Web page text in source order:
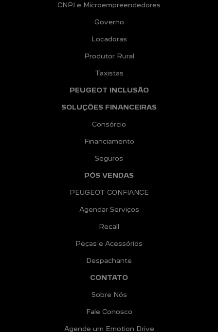
CNPJ e Microempreendedores
Governo
Locadoras
Produtor Rural
Taxistas
PEUGEOT INCLUSÃO
SOLUÇÕES FINANCEIRAS
Consórcio
Financiamento
Seguros
PÓS VENDAS
PEUGEOT CONFIANCE
Agendar Serviços
Recall
Peças e Acessórios
Despachante
CONTATO
Sobre Nós
Fale Conosco
Agende um Emotion Drive